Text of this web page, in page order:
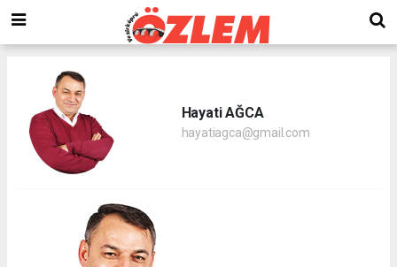
Hayati AĞCA
hayatiagca@gmail.com